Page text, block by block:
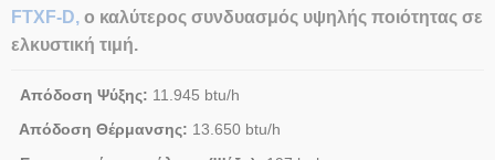
FTXF-D, ο καλύτερος συνδυασμός υψηλής ποιότητας σε
ελκυστική τιμή.
Απόδοση Ψύξης: 11.945 btu/h
Απόδοση Θέρμανσης: 13.650 btu/h